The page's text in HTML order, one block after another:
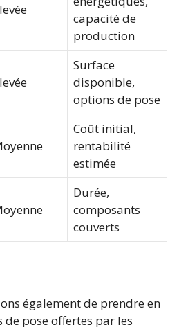
capacité de
production
Surface
disponible,
options de pose
Coût initial,
rentabilité
estimée
Durée,
composants
couverts
également de prendre en
pose offertes par les